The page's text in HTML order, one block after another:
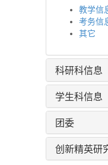
教学信
考务信
其它
科研科信息
学生科信息
团委
创新精英研